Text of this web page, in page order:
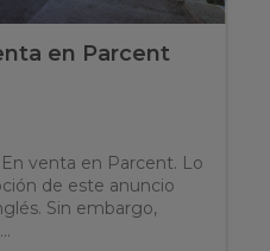
en Parcent
venta en Parcent. Lo
de este anuncio
Sin embargo,